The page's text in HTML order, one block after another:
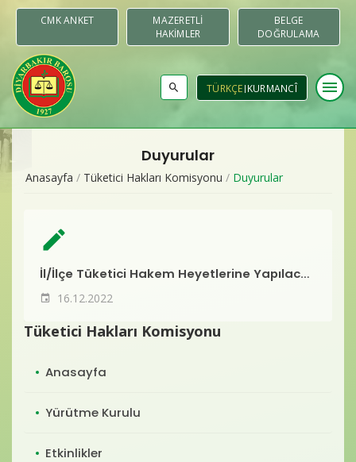
CMK ANKET
MAZERETLI
HAKIMLER
BELGE
DOĞRULAMA
TÜRKÇE KURMANCÎ menu
Duyurular
Duyurular
Anasayfa / Tüketici Hakları Komisyonu / Duyurular
create
İl/İlçe Tüketici Hakem Heyetlerine Yapılacak Başvurularda Parasal Sınıra İlişkin Tebliğ Resmi Gazetede Yayınlandı
16.12.2022
Tüketici Hakları Komisyonu
Anasayfa
Yürütme Kurulu
Etkinlikler